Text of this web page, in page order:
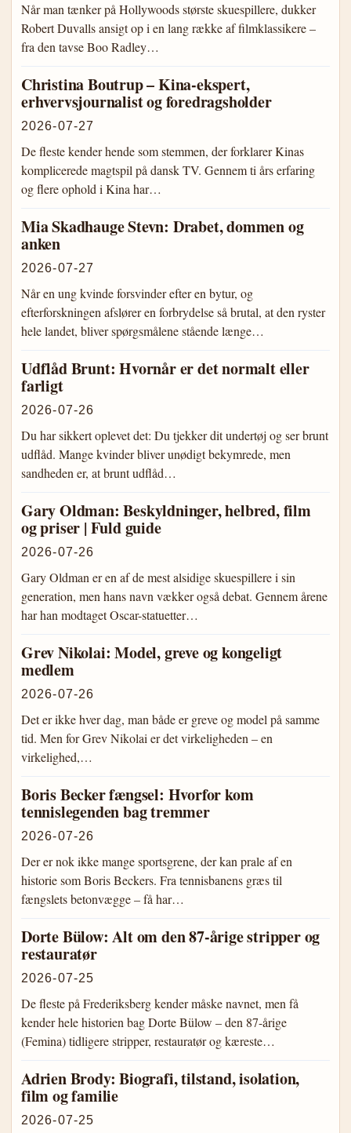
Når man tænker på Hollywoods største skuespillere, dukker
Robert Duvalls ansigt op i en lang række af filmklassikere –
fra den tavse Boo Radley…
Christina Boutrup – Kina-ekspert,
erhvervsjournalist og foredragsholder
2026-07-27
De fleste kender hende som stemmen, der forklarer Kinas
komplicerede magtspil på dansk TV. Gennem ti års erfaring
og flere ophold i Kina har…
Mia Skadhauge Stevn: Drabet, dommen og
anken
2026-07-27
Når en ung kvinde forsvinder efter en bytur, og
efterforskningen afslører en forbrydelse så brutal, at den ryster
hele landet, bliver spørgsmålene stående længe…
Udflåd Brunt: Hvornår er det normalt eller
farligt
2026-07-26
Du har sikkert oplevet det: Du tjekker dit undertøj og ser brunt
udflåd. Mange kvinder bliver unødigt bekymrede, men
sandheden er, at brunt udflåd…
Gary Oldman: Beskyldninger, helbred, film
og priser | Fuld guide
2026-07-26
Gary Oldman er en af de mest alsidige skuespillere i sin
generation, men hans navn vækker også debat. Gennem årene
har han modtaget Oscar-statuetter…
Grev Nikolai: Model, greve og kongeligt
medlem
2026-07-26
Det er ikke hver dag, man både er greve og model på samme
tid. Men for Grev Nikolai er det virkeligheden – en
virkelighed,…
Boris Becker fængsel: Hvorfor kom
tennislegenden bag tremmer
2026-07-26
Der er nok ikke mange sportsgrene, der kan prale af en
historie som Boris Beckers. Fra tennisbanens græs til
fængslets betonvægge – få har…
Dorte Bülow: Alt om den 87-årige stripper og
restauratør
2026-07-25
De fleste på Frederiksberg kender måske navnet, men få
kender hele historien bag Dorte Bülow – den 87-årige
(Femina) tidligere stripper, restauratør og kæreste…
Adrien Brody: Biografi, tilstand, isolation,
film og familie
2026-07-25